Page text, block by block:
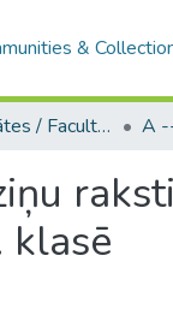
&
B4 – LU fakultātes / Faculties of the UL
klasē